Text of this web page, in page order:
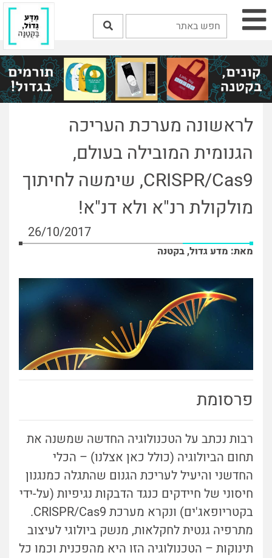
לראשונה מערכת העריכה
הגנומית המובילה בעולם,
CRISPR/Cas9, שימשה לחיתוך
מולקולת רנ"א ולא דנ"א!
26/10/2017
מאת: מדע גדול, בקטנה
פרסומת
רבות נכתב על הטכנולוגיה החדשה שמשנה את
תחום הביולוגיה (כולל כאן אצלנו) – הכלי
החדשני והיעיל לעריכת הגנום שהתגלה כמנגנון
חיסוני של חיידקים כנגד הדבקות נגיפיות (על-ידי
בקטריופאג'ים) ונקרא מערכת CRISPR/Cas9.
מתרפיה גנטית לחקלאות, מנשק ביולוגי לעיצוב
תינוקות – הטכנולוגיה הזו היא מהפכנית וכמו כל